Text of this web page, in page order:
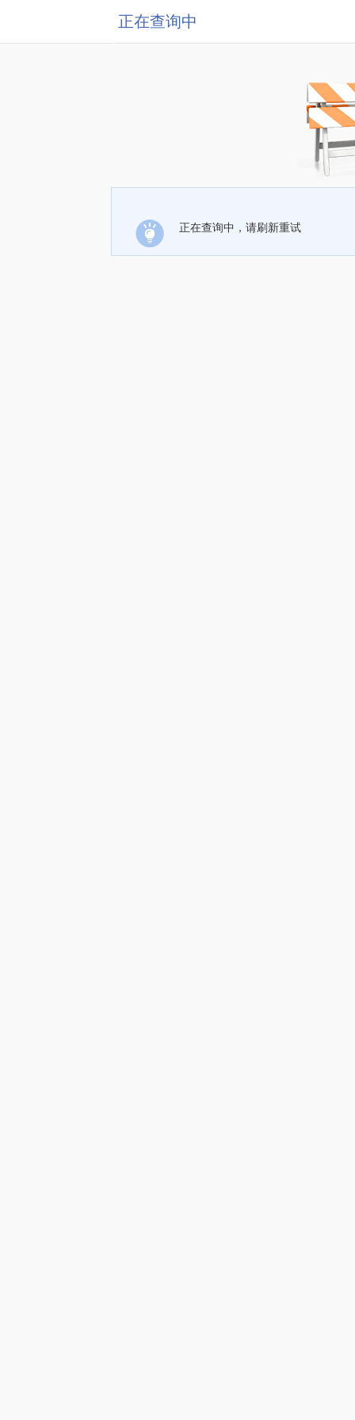
正在查询中
正在查询中，请刷新重试